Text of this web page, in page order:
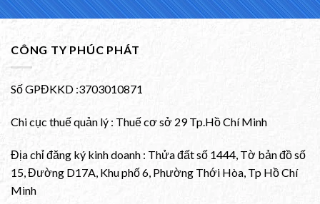
CÔNG TY PHÚC PHÁT
Số GPĐKKD :3703010871
Chi cục thuế quản lý : Thuế cơ sở 29 Tp.Hồ Chí Minh
Địa chỉ đăng ký kinh doanh : Thửa đất số 1444, Tờ bản đồ số
15, Đường D17A, Khu phố 6, Phường Thới Hòa, Tp Hồ Chí
Minh